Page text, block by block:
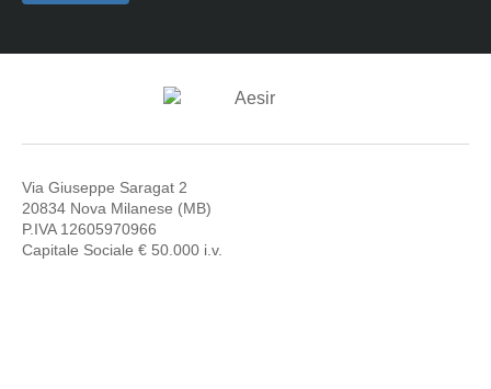
Via Giuseppe Saragat 2
20834 Nova Milanese (MB)
P.IVA 12605970966
Capitale Sociale € 50.000 i.v.